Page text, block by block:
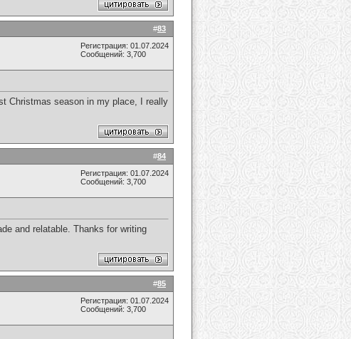
#83
Регистрация: 01.07.2024
Сообщений: 3,700
Christmas season in my place, I really
#84
Регистрация: 01.07.2024
Сообщений: 3,700
and relatable. Thanks for writing
#85
Регистрация: 01.07.2024
Сообщений: 3,700